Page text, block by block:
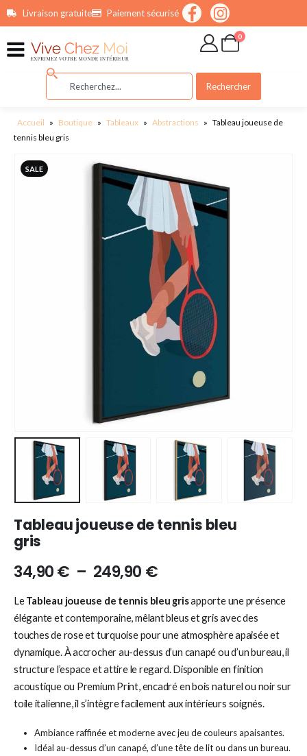
principalLivraison gratuite Paiement sécurisé
0
Rechercher
Accueil » Boutique » Tableaux » Abstractions » Tableau joueuse de
tennis bleu gris
SALE
Tableau joueuse de tennis bleu
gris
34,90€ – 249,90 €
LeTableau joueuse de tennis bleu grisapporte une présence
élégante et contemporaine, mêlant bleus et gris avec des
touches de rose et turquoise pour une atmosphère apaisée et
dynamique. À accrocher au-dessus d’un canapé ou d’un bureau, il
structure l’espace et attire le regard. Disponible en finition
acoustique ou Premium Print, encadré en bois naturel ou noir sur
toile italienne, il s’intègre facilement aux intérieurs soignés.
Ambiance raffinée et moderne avec jeu de couleurs apaisantes.
Idéal au-dessus d’un canapé, d’une tête de lit ou dans un bureau.